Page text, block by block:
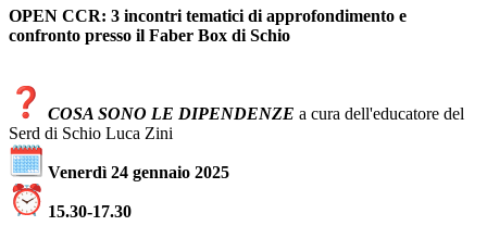
OPEN CCR: 3 incontri tematici di approfondimento e
confronto presso il Faber Box di Schio
COSA SONO LE DIPENDENZE a cura dell'educatore del
Serd di Schio Luca Zini
Venerdì 24 gennaio 2025
15.30-17.30